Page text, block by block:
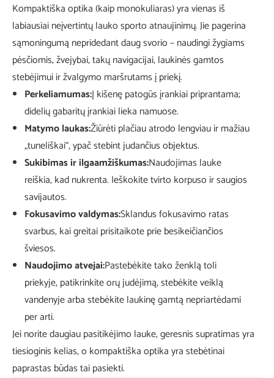
Kompaktiška optika (kaip monokuliaras) yra vienas iš
labiausiai neįvertintų lauko sporto atnaujinimų. Jie pagerina
sąmoningumą nepridedant daug svorio – naudingi žygiams
pėsčiomis, žvejybai, takų navigacijai, laukinės gamtos
stebėjimui ir žvalgymo maršrutams į priekį.
Perkeliamumas:Į kišenę patogūs įrankiai priprantama;
didelių gabaritų įrankiai lieka namuose.
Matymo laukas:Žiūrėti plačiau atrodo lengviau ir mažiau
„tuneliškai“, ypač stebint judančius objektus.
Sukibimas ir ilgaamžiškumas:Naudojimas lauke
reiškia, kad nukrenta. Ieškokite tvirto korpuso ir saugios
savijautos.
Fokusavimo valdymas:Sklandus fokusavimo ratas
svarbus, kai greitai prisitaikote prie besikeičiančios
šviesos.
Naudojimo atvejai:Pastebėkite tako ženklą toli
priekyje, patikrinkite orų judėjimą, stebėkite veiklą
vandenyje arba stebėkite laukinę gamtą nepriartėdami
per arti.
Jei norite daugiau pasitikėjimo lauke, geresnis supratimas yra
tiesioginis kelias, o kompaktiška optika yra stebėtinai
paprastas būdas tai pasiekti.